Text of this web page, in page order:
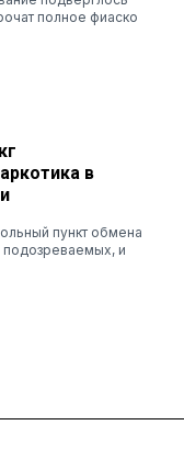
полное фиаско
в
пункт обмена
и